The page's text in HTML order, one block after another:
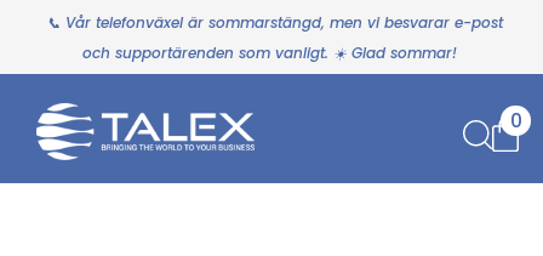
📞 Vår telefonväxel är sommarstängd, men vi besvarar e-post
och supportärenden som vanligt. ☀️ Glad sommar!
0